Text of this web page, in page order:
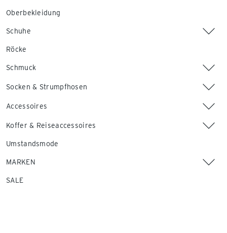
Oberbekleidung
Schuhe
Röcke
Schmuck
Socken & Strumpfhosen
Accessoires
Koffer & Reiseaccessoires
Umstandsmode
MARKEN
SALE